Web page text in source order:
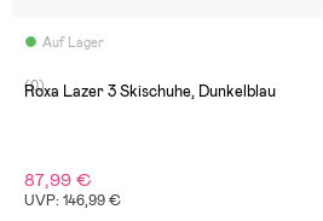
Auf Lager
(0)
Roxa Lazer 3 Skischuhe, Dunkelblau
87,99 €
UVP: 146,99 €